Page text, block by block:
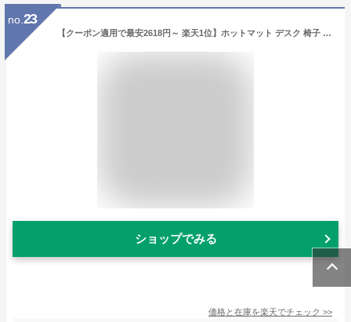
no. 23
【クーポン適用で最安2618円～ 楽天1位】ホットマット デスク 椅子 USB ミニ 持ち運び ホットカーペット 一人用 エネタンポ 足温器 あんか アンカ 足元ヒーター 電気マット 電気あんか 極薄 キャンプ 電気ひざ掛け ホットブランケット 防寒 アウトドア 冷え性対策 電気毛布
ショップでみる
価格と在庫を楽天でチェック >>